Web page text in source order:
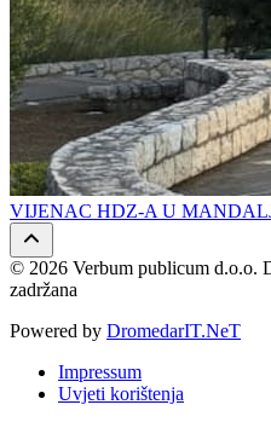
VIJENAC HDZ-A U
© 2026 Verbum publicum d.o.o.
zadržana
Powered by DromedarIT.NeT
Impressum
Uvjeti korištenja